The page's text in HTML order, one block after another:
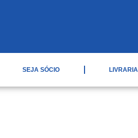
SEJA SÓCIO LIVRARIA